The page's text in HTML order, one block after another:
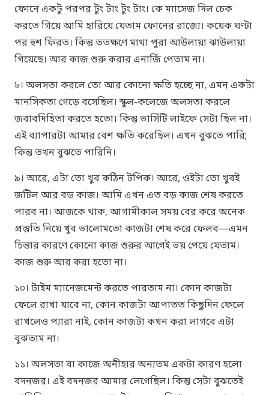
ফোনে একটু পরপর টুং টাং টুং টাং। কে ম্যাসেজ দিল চেক
করতে গিয়ে আমি হারিয়ে যেতাম ফোনের রাজ্যে। কয়েক ঘণ্টা
পর হুশ ফিরত। কিন্তু ততক্ষণে মাথা পুরা আউলায়া ঝাউলায়া
গিয়েছে। আর কাজ শুরু করার এনার্জি পেতাম না।
৮। অলসতা করলে তো আর কোনো ক্ষতি হচ্ছে না, এমন একটা
মানসিকতা গেড়ে বসেছিল। স্কুল-কলেজে অলসতা করলে
জবাবদিহিতা করতে হতো। কিন্তু ভার্সিটি লাইফে সেটা ছিল না।
এই ব্যাপারটা আমার বেশ ক্ষতি করেছিল। এখন বুঝতে পারি;
কিন্তু তখন বুঝতে পারিনি।
৯। আরে, এটা তো খুব কঠিন টপিক। আরে, ওইটা তো খুবই
জটিল আর বড় কাজ। আমি এখন এত বড় কাজ শেষ করতে
পারব না। আজকে থাক, আগামীকাল সময় বের করে অনেক
প্রস্তুতি নিয়ে খুব ভালোমতো কাজটা শেষ করে ফেলব—এমন
চিন্তার কারণে কোনো কাজ শুরুর আগেই ভয় পেয়ে যেতাম।
কাজ শুরু আর করা হতো না।
১০। টাইম ম্যানেজমেন্ট করতে পারতাম না। কোন কাজটা
ফেলে রাখা যাবে না, কোন কাজটা আপাতত কিছুদিন ফেলে
রাখলেও প্যারা নাই, কোন কাজটা কখন করা লাগবে এটা
বুঝতাম না।
১১। অলসতা বা কাজে অনীহার অন্যতম একটা কারণ হলো
বদনজর। এই বদনজর আমার লেগেছিল। কিন্তু সেটা বুঝতেই